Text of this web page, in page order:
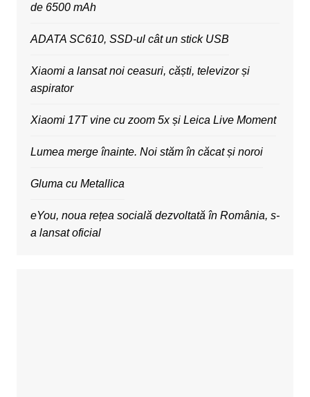
de 6500 mAh
ADATA SC610, SSD-ul cât un stick USB
Xiaomi a lansat noi ceasuri, căști, televizor și
aspirator
Xiaomi 17T vine cu zoom 5x și Leica Live Moment
Lumea merge înainte. Noi stăm în căcat și noroi
Gluma cu Metallica
eYou, noua rețea socială dezvoltată în România, s-
a lansat oficial